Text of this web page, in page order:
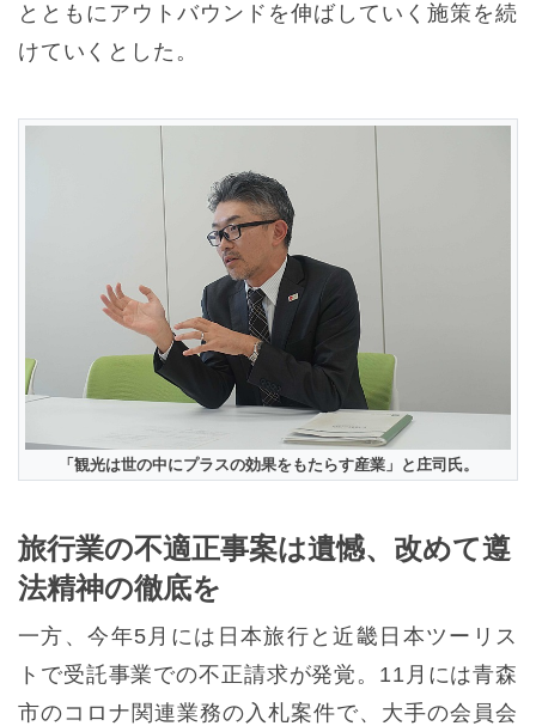
とともにアウトバウンドを伸ばしていく施策を続
けていくとした。
「観光は世の中にプラスの効果をもたらす産業」と庄司氏。
旅行業の不適正事案は遺憾、改めて遵
法精神の徹底を
一方、今年5月には日本旅行と近畿日本ツーリス
トで受託事業での不正請求が発覚。11月には青森
市のコロナ関連業務の入札案件で、大手の会員会